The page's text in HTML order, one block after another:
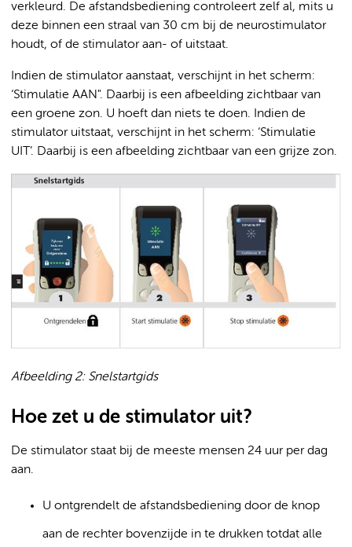
verkleurd. De afstandsbediening controleert zelf al, mits u
deze binnen een straal van 30 cm bij de neurostimulator
houdt, of de stimulator aan- of uitstaat.
Indien de stimulator aanstaat, verschijnt in het scherm:
‘Stimulatie AAN". Daarbij is een afbeelding zichtbaar van
een groene zon. U hoeft dan niets te doen. Indien de
stimulator uitstaat, verschijnt in het scherm: ‘Stimulatie
UIT’. Daarbij is een afbeelding zichtbaar van een grijze zon.
Afbeelding 2: Snelstartgids
Hoe zet u de stimulator uit?
De stimulator staat bij de meeste mensen 24 uur per dag
aan.
U ontgrendelt de afstandsbediening door de knop
aan de rechter bovenzijde in te drukken totdat alle